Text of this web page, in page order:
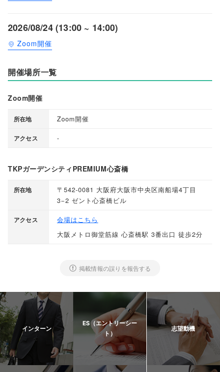
2026/08/24 (13:00 ~ 14:00)
Zoom開催
開催場所一覧
Zoom開催
所在地 Zoom開催
アクセス -
TKPガーデンシティPREMIUM心斎橋
所在地
〒542-0081 大阪府大阪市中央区南船場4丁目
3−2 ゼント心斎橋ビル
アクセス
会場はこちら
大阪メトロ御堂筋線 心斎橋駅 3番出口 徒歩2分
掲載情報の誤りを報告する
インターン
ES（エントリーシー
ト）
志望動機